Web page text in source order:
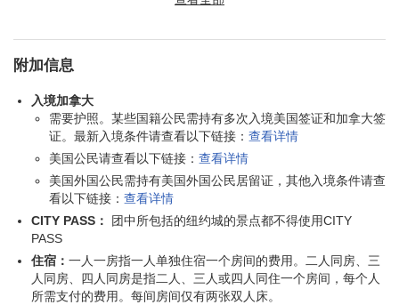
康宁玻璃博物馆 (自费)
免费 (0-17岁) $22 (65+)
蒙特利尔
法国大餐 (自费)
$43 $43 (3-11岁) $43 (65+)
附加信息
入境加拿大
需要护照。某些国籍公民需持有多次入境美国签证和加拿大签
证。最新入境条件请查看以下链接： 查看详情
美国公民请查看以下链接： 查看详情
美国外国公民需持有美国外国公民居留证，其他入境条件请查
看以下链接： 查看详情
CITY PASS：
团中所包括的纽约城的景点都不得使用CITY
PASS
住宿： 一人一房指一人单独住宿一个房间的费用。二人同房、三
人同房、四人同房是指二人、三人或四人同住一个房间，每个人
所需支付的费用。每间房间仅有两张双人床。